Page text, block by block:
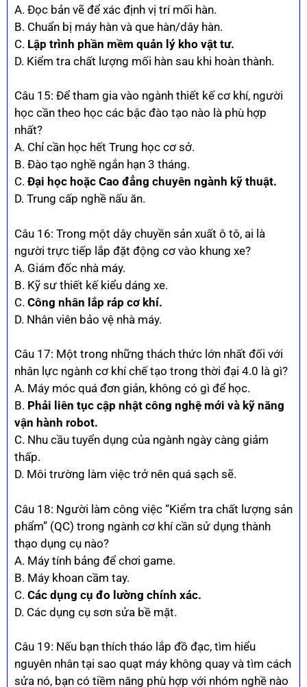
A. Đọc bản vẽ để xác định vị trí mối hàn.
B. Chuẩn bị máy hàn và que hàn/dây hàn.
C. Lập trình phần mềm quản lý kho vật tư.
D. Kiểm tra chất lượng mối hàn sau khi hoàn thành.
Câu 15: Để tham gia vào ngành thiết kế cơ khí, người
học cần theo học các bậc đào tạo nào là phù hợp
nhất?
A. Chỉ cần học hết Trung học cơ sở.
B. Đào tạo nghề ngắn hạn 3 tháng.
C. Đại học hoặc Cao đẳng chuyên ngành kỹ thuật.
D. Trung cấp nghề nấu ăn.
Câu 16: Trong một dây chuyền sản xuất ô tô, ai là
người trực tiếp lắp đặt động cơ vào khung xe?
A. Giám đốc nhà máy.
B. Kỹ sư thiết kế kiểu dáng xe.
C. Công nhân lắp ráp cơ khí.
D. Nhân viên bảo vệ nhà máy.
Câu 17: Một trong những thách thức lớn nhất đối với
nhân lực ngành cơ khí chế tạo trong thời đại 4.0 là gì?
A. Máy móc quá đơn giản, không có gì để học.
B. Phải liên tục cập nhật công nghệ mới và kỹ năng
vận hành robot.
C. Nhu cầu tuyển dụng của ngành ngày càng giảm
thấp.
D. Môi trường làm việc trở nên quá sạch sẽ.
Câu 18: Người làm công việc “Kiểm tra chất lượng sản
phẩm” (QC) trong ngành cơ khí cần sử dụng thành
thạo dụng cụ nào?
A. Máy tính bảng để chơi game.
B. Máy khoan cầm tay.
C. Các dụng cụ đo lường chính xác.
D. Các dụng cụ sơn sửa bề mặt.
Câu 19: Nếu bạn thích tháo lắp đồ đạc, tìm hiểu
nguyên nhân tại sao quạt máy không quay và tìm cách
sửa nó, bạn có tiềm năng phù hợp với nhóm nghề nào